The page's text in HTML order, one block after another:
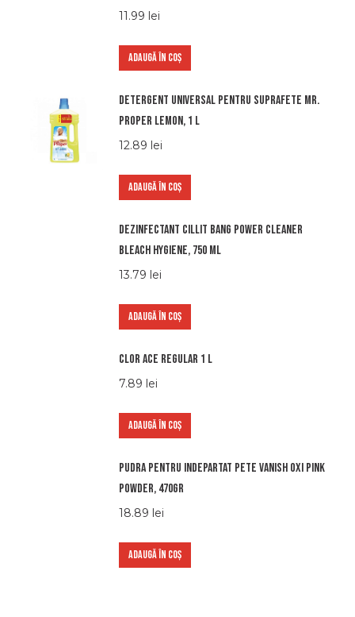
11.99 lei
ADAUGĂ ÎN COȘ
Detergent universal pentru suprafete Mr.
Proper Lemon, 1 l
12.89 lei
ADAUGĂ ÎN COȘ
Dezinfectant Cillit Bang Power Cleaner
Bleach Hygiene, 750 ml
13.79 lei
ADAUGĂ ÎN COȘ
Clor Ace Regular 1 L
7.89 lei
ADAUGĂ ÎN COȘ
Pudra pentru indepartat pete Vanish OXI PINK
POWDER, 470gr
18.89 lei
ADAUGĂ ÎN COȘ